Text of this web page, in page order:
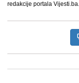
redakcije portala